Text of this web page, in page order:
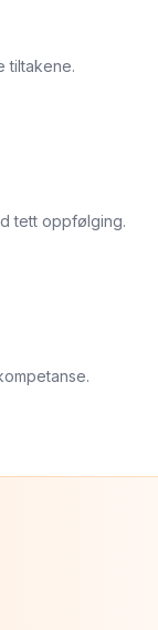
tiltakene.
tett oppfølging.